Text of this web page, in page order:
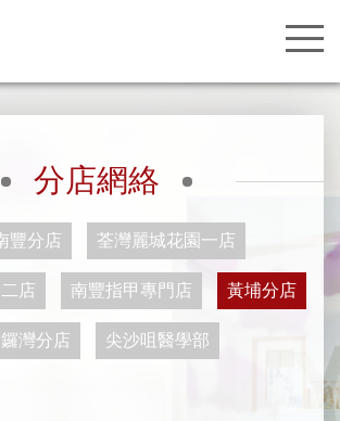
分店網絡
豐分店 荃灣麗城花園一店
店 南豐指甲專門店 黃埔分店
灣分店 尖沙咀醫學部